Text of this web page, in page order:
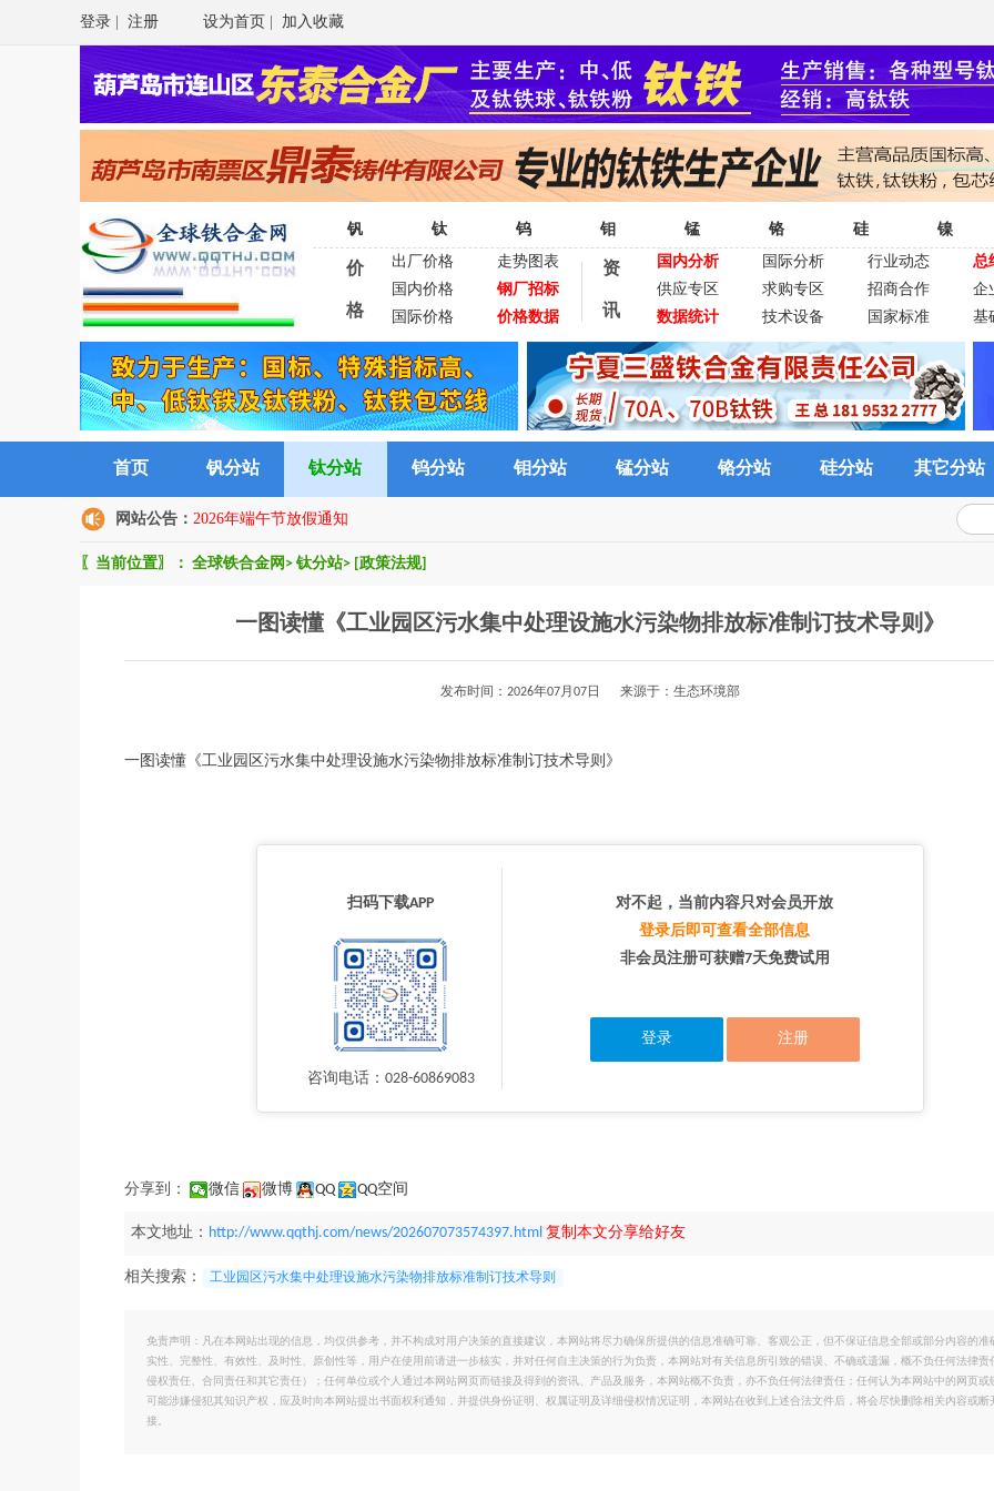
登录 注册 设为首页 加入收藏
钒 钛 钨 钼 锰 铬 硅 镍
价
格
出厂价格
走势图表
国内价格
钢厂招标
国际价格
价格数据
资
讯
国内分析 国际分析 行业动态
总
供应专区
求购专区 招商合作
企
数据统计
技术设备 国家标准 基
首页 钒分站 钛分站 钨分站 钼分站 锰分站 铬分站 硅分站 其它分站
网站公告： 2026年端午节放假通知
〖当前位置〗： 全球铁合金网 > 钛分站> [政策法规]
一图读懂《工业园区污水集中处理设施水污染物排放标准制订技术导则》
发布时间：2026年07月07日 来源于：生态环境部
一图读懂《工业园区污水集中处理设施水污染物排放标准制订技术导则》
扫码下载APP
咨询电话：028-60869083
对不起，当前内容只对会员开放
登录后即可查看全部信息
非会员注册可获赠7天免费试用
登录 注册
分享到： 微信 微博 QQ QQ空间
本文地址： http://www.qqthj.com/news/202607073574397.html 复制本文分享给好友
相关搜索： 工业园区污水集中处理设施水污染物排放标准制订技术导则
免责声明：凡在本网站出现的信息，均仅供参考，并不构成对用户决策的直接建议，本网站将尽力确保所提供的信息准确可靠、客观公正，但不保证信息全部或部分内容的准
实性、完整性、有效性、及时性、原创性等，用户在使用前请进一步核实，并对任何自主决策的行为负责，本网站对有关信息所引致的错误、不确或遗漏，概不负任何法律责
侵权责任、合同责任和其它责任）；任何单位或个人通过本网站网页而链接及得到的资讯、产品及服务，本网站概不负责，亦不负任何法律责任；任何认为本网站中的网页或
可能涉嫌侵犯其知识产权，应及时向本网站提出书面权利通知，并提供身份证明、权属证明及详细侵权情况证明，本网站在收到上述合法文件后，将会尽快删除相关内容或断
接。